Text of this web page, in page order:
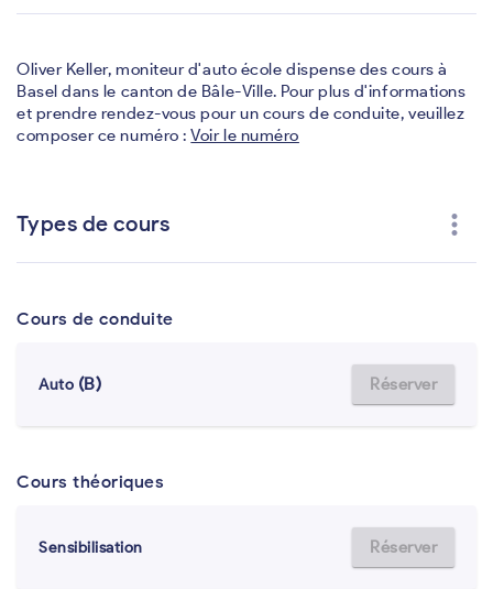
Oliver Keller, moniteur d'auto école dispense des cours à
Basel dans le canton de Bâle-Ville. Pour plus d'informations
et prendre rendez-vous pour un cours de conduite, veuillez
composer ce numéro :Voir le numéro
Types de cours more_vert
Cours de conduite
Auto (B) Réserver
Cours théoriques
Sensibilisation Réserver